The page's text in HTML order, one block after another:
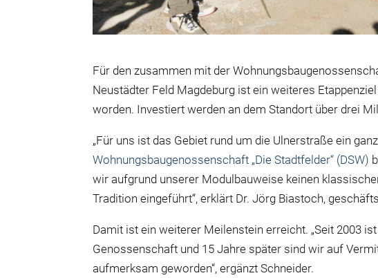
Für den zusammen mit der
Neustädter Feld Magdeburg ist ein weiteres
worden. Investiert werden an dem Standort über drei
„Für uns ist das Gebiet rund um die Ulnerstraße ein
Wohnungsbaugenossenschaft „Die Stadtfelder“ (DSW)
wir aufgrund unserer Modulbauweise keinen
Tradition eingeführt“, erklärt Dr. Jörg Biastoch,
Damit ist ein weiterer Meilenstein erreicht. „Seit 2003
Genossenschaft und 15 Jahre später sind wir auf
aufmerksam geworden“, ergänzt Schneider.